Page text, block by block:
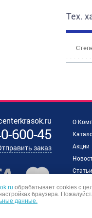
Тех.
600-45
заказ
О
Акции
Статьи
обрабатывает cookies с
браузера.
данные.